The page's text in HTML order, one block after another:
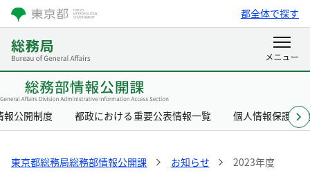
都全体で探す
報公開制度 都政における重要公表情報一覧 個人情報保護制
東京都総務局総務部情報公開課 お知らせ 2023年度